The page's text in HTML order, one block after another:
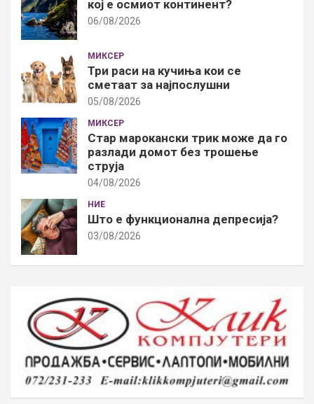
кој е осмиот континент?
06/08/2026
МИКСЕР
Три раси на кучиња кои се
сметаат за најпослушни
05/08/2026
МИКСЕР
Стар марокански трик може да го
разлади домот без трошење
струја
04/08/2026
НИЕ
Што е функционална депресија?
03/08/2026